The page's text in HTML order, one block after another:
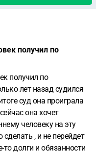
получил по
получил по
лет назад судился
суд она проиграла
она хочет
человеку на эту
, и не перейдет
то долги и обязанности